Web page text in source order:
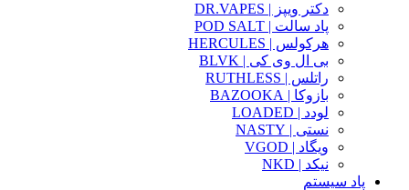
دکتر ویپز | DR.VAPES
پاد سالت | POD SALT
هرکولس | HERCULES
بی ال وی کی | BLVK
راتلس | RUTHLESS
بازوکا | BAZOOKA
لودد | LOADED
نستی | NASTY
ویگاد | VGOD
نیکد | NKD
پاد سیستم